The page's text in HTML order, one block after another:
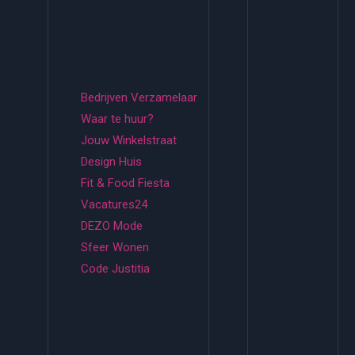
Bedrijven Verzamelaar
Waar te huur?
Jouw Winkelstraat
Design Huis
Fit & Food Fiesta
Vacatures24
DEZO Mode
Sfeer Wonen
Code Justitia